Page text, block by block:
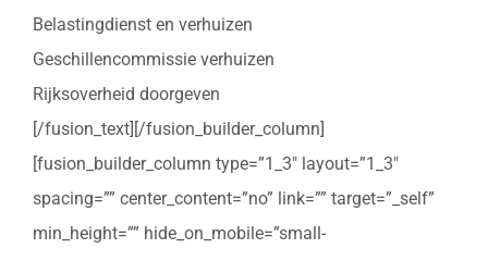
Belastingdienst en verhuizen
Geschillencommissie verhuizen
Rijksoverheid doorgeven
[/fusion_text][/fusion_builder_column]
[fusion_builder_column type=”1_3″ layout=”1_3″
spacing=”” center_content=”no” link=”” target=”_self”
min_height=”” hide_on_mobile=”small-